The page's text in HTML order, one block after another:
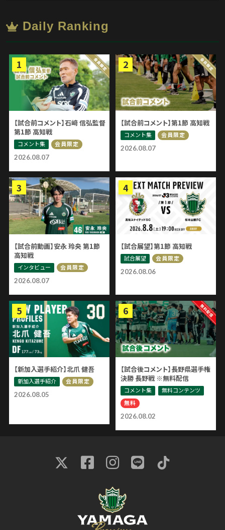
Daily Ranking
2026.08.07
【試合前コメント】石﨑 信弘監督
第1節 高知戦
コメント集 会員限定
2026.08.07
【試合前コメント】第1節 高知戦
コメント集 会員限定
2026.08.07
【試合前動画】安永 玲央 第1節
高知戦
インタビュー 会員限定
2026.08.06
【試合展望】第1節 高知戦
試合展望 会員限定
2026.08.05
【新加入選手紹介】北爪 健吾
新加入選手紹介 会員限定
2026.08.02
【試合後コメント】長野県選手権
決勝 長野戦 ※無料配信
コメント集
無料コンテンツ
無料